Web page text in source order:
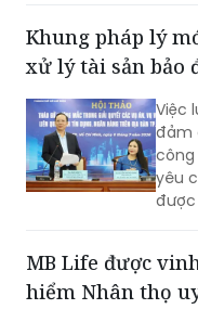
60
danh
bền
Khung pháp lý
xử lý tài sản bảo
Việc
đảm
công
yêu
danh.
MB Life được
hiểm Nhân thọ